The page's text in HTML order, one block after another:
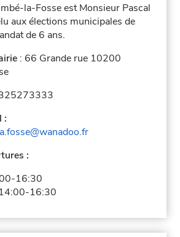
la-Fosse est Monsieur Pascal
aux élections municipales de
de 6 ans.
: 66 Grande rue 10200
:
:
16:30
14:00-16:30